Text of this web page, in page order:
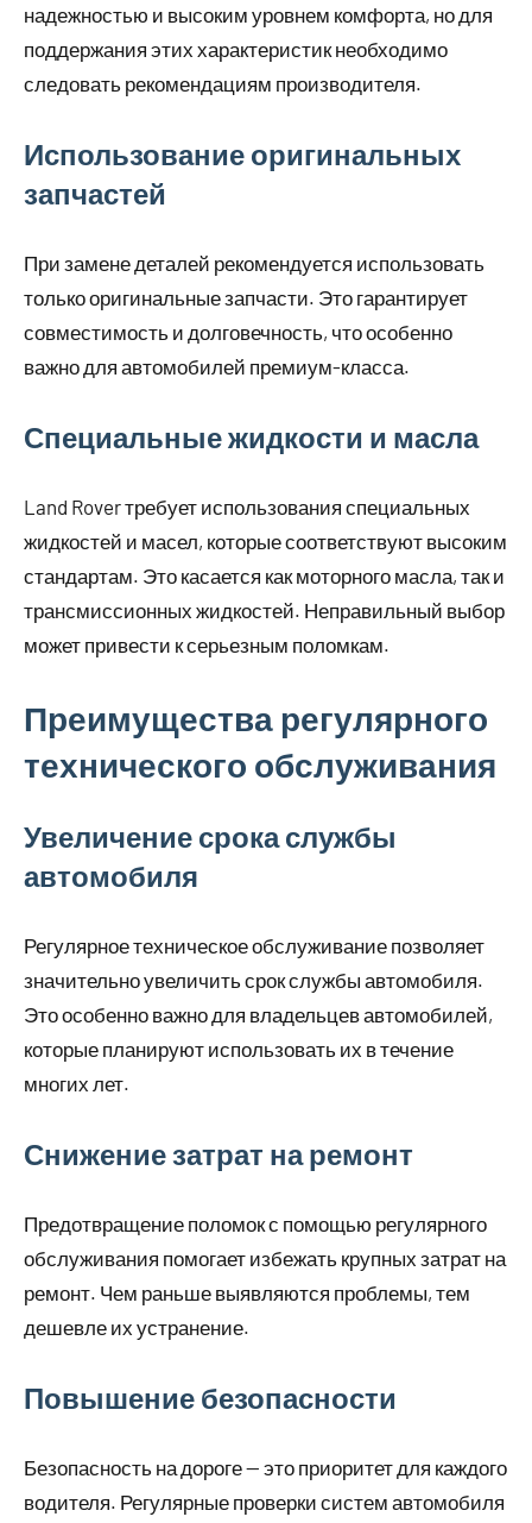
надежностью и высоким уровнем комфорта, но для
поддержания этих характеристик необходимо
следовать рекомендациям производителя.
Использование оригинальных
запчастей
При замене деталей рекомендуется использовать
только оригинальные запчасти. Это гарантирует
совместимость и долговечность, что особенно
важно для автомобилей премиум-класса.
Специальные жидкости и масла
Land Rover требует использования специальных
жидкостей и масел, которые соответствуют высоким
стандартам. Это касается как моторного масла, так и
трансмиссионных жидкостей. Неправильный выбор
может привести к серьезным поломкам.
Преимущества регулярного
технического обслуживания
Увеличение срока службы
автомобиля
Регулярное техническое обслуживание позволяет
значительно увеличить срок службы автомобиля.
Это особенно важно для владельцев автомобилей,
которые планируют использовать их в течение
многих лет.
Снижение затрат на ремонт
Предотвращение поломок с помощью регулярного
обслуживания помогает избежать крупных затрат на
ремонт. Чем раньше выявляются проблемы, тем
дешевле их устранение.
Повышение безопасности
Безопасность на дороге — это приоритет для каждого
водителя. Регулярные проверки систем автомобиля